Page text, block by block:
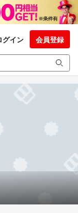
グイン 会員登録